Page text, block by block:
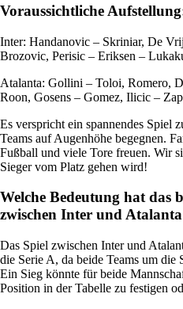
Voraussichtliche
Inter: Handanovic – Skriniar, De
Brozovic, Perisic – Eriksen –
Atalanta: Gollini – Toloi, Romero,
Roon, Gosens – Gomez, Ilicic –
Es verspricht ein spannendes Spiel
Teams auf Augenhöhe begegnen.
Fußball und viele Tore freuen. Wir
Sieger vom Platz gehen wird!
Welche Bedeutung hat das
zwischen Inter und
Das Spiel zwischen Inter und
die Serie A, da beide Teams um
Ein Sieg könnte für beide
Position in der Tabelle zu festigen